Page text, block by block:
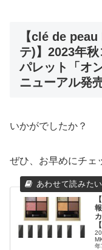
【clé de
テ)】2023年
パレット「オ
ニューアル発
いかがでしたか？
ぜひ、お早めにチェ
年